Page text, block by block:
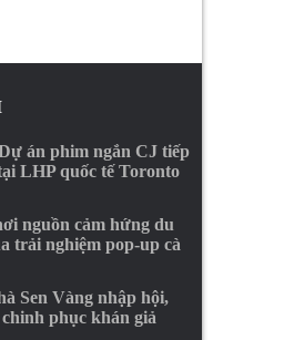
án phim ngắn CJ tiếp
LHP quốc tế Toronto
nguồn cảm hứng du
trải nghiệm pop-up cà
Sen Vàng nhập hội,
phục khán giả